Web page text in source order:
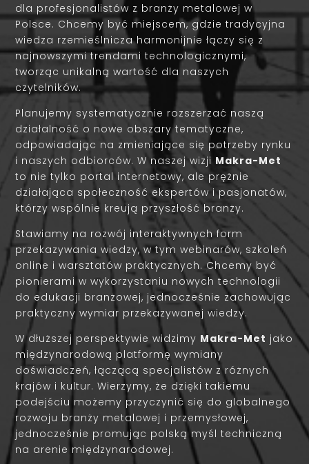
dla profesjonalistów z branży metalowej w
Polsce. Chcemy być miejscem, gdzie tradycyjna
wiedza rzemieślnicza harmonijnie łączy się z
najnowszymi trendami technologicznymi,
tworząc unikalną wartość dla naszych
czytelników.
Planujemy systematycznie rozszerzać naszą
działalność o nowe obszary tematyczne,
odpowiadając na zmieniające się potrzeby rynku
i naszych odbiorców. W naszej wizji Makra-Met
to nie tylko portal internetowy, ale prężnie
działająca społeczność ekspertów i pasjonatów,
którzy wspólnie kreują przyszłość branży.
Stawiamy na rozwój interaktywnych form
przekazywania wiedzy, w tym webinarów, szkoleń
online i warsztatów praktycznych. Chcemy być
pionierami w wykorzystaniu nowych technologii
do edukacji branżowej, jednocześnie zachowując
praktyczny wymiar przekazywanej wiedzy.
W dłuższej perspektywie widzimy Makra-Met jako
międzynarodową platformę wymiany
doświadczeń, łączącą specjalistów z różnych
krajów i kultur. Wierzymy, że dzięki takiemu
podejściu możemy przyczynić się do globalnego
rozwoju branży metalowej i przemysłowej,
jednocześnie promując polską myśl techniczną
na arenie międzynarodowej.